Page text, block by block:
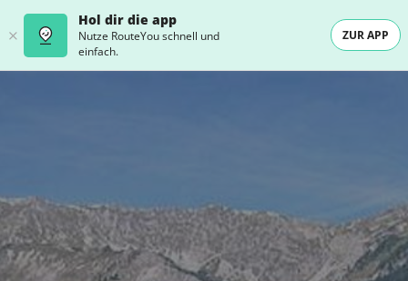
Hol dir die app
Nutze RouteYou schnell und
einfach.
ZUR APP